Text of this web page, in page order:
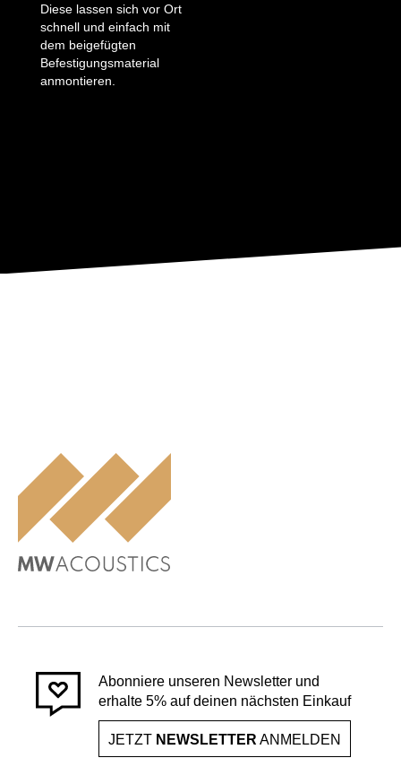
Diese lassen sich vor Ort
schnell und einfach mit
dem beigefügten
Befestigungsmaterial
anmontieren.
Abonniere unseren Newsletter und
erhalte 5% auf deinen nächsten Einkauf
JETZT NEWSLETTER ANMELDEN